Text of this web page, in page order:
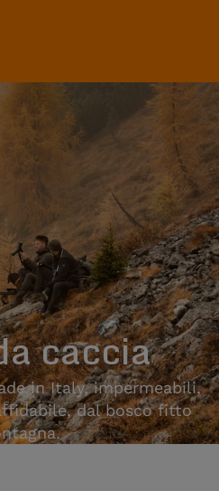
caccia
in Italy, impermeabili,
dal bosco fitto